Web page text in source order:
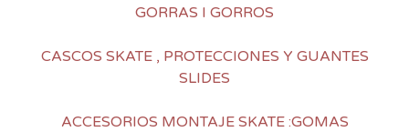
GORRAS I GORROS
CASCOS SKATE , PROTECCIONES Y GUANTES
SLIDES
ACCESORIOS MONTAJE SKATE :GOMAS